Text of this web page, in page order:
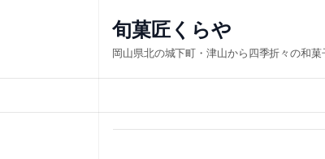
ス
キ
旬菓匠くらや
岡山県北の城下町・津山から四季折々の和菓